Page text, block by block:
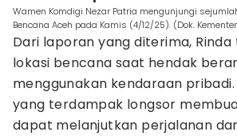
Wamen Komdigi Nezar Patria mengunjungi
Bencana Aceh pada Kamis (4/12/25). (Dok.
Dari laporan yang diterima,
lokasi bencana saat hendak
menggunakan kendaraan
yang terdampak longsor
dapat melanjutkan perjalanan